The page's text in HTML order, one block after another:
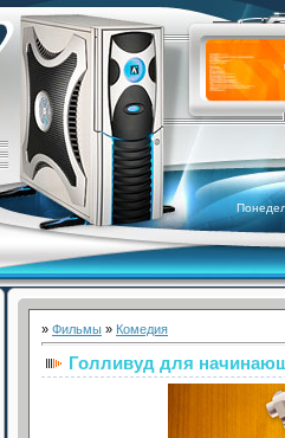
» Фильмы » Комедия
Голливуд для